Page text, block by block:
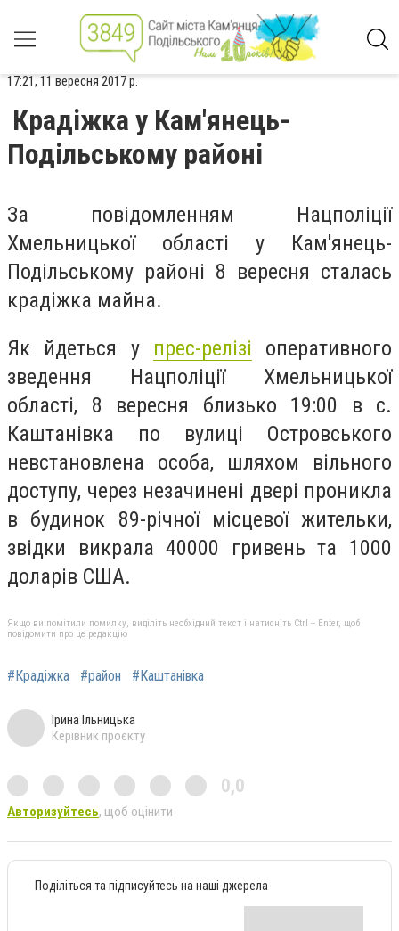
17:21, 11 вересня 2017 р.
Крадіжка у Кам'янець-
Подільському районі
За повідомленням Нацполіції
Хмельницької області у Кам'янець-
Подільському районі 8 вересня сталась
крадіжка майна.
Як йдеться у прес-релізі оперативного
зведення Нацполіції Хмельницької
області, 8 вересня близько 19:00 в с.
Каштанівка по вулиці Островського
невстановлена особа, шляхом вільного
доступу, через незачинені двері проникла
в будинок 89-річної місцевої жительки,
звідки викрала 40000 гривень та 1000
доларів США.
Якщо ви помітили помилку, виділіть необхідний текст і натисніть Ctrl + Enter, щоб
повідомити про це редакцію
#Крадіжка #район #Каштанівка
Ірина Ільницька
Керівник проєкту
0,0
Авторизуйтесь, щоб оцінити
Поділіться та підписуйтесь на наші джерела